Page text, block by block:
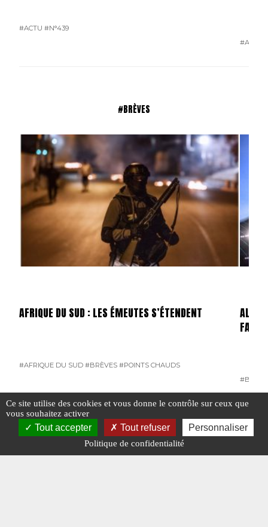
#ACTU #N°439
#ACTU
#BRÈVES
AFRIQUE DU SUD : LES ÉMEUTES S’ÉTENDENT
#AFRIQUE DU SUD #BRÈVES #POINTS CHAUDS
FAILLI
#N°394
Ce site utilise des cookies et vous donne le contrôle sur ceux que
vous souhaitez activer
Tout accepter Tout refuser Personnaliser
Politique de confidentialité